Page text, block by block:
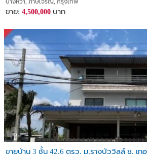
บางหว้า, ภาษีเจริญ, กรุงเทพ
ขาย: 4,500,000 บาท
ขายบ้าน 3 ชั้น 42.6 ตรว. ม.รางบัววิลล์ ซ. เท